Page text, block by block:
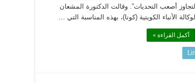
لتجاوز أصعب التحديات”. وقالت الدكتورة المشعان
لوكالة الأنباء الكويتية (كونا)، بهذه المناسبة التي …
أكمل القراءة »